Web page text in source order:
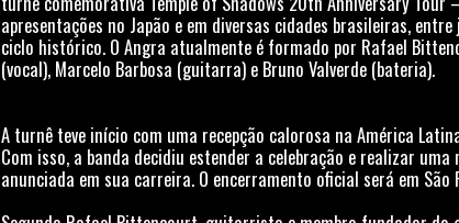
apresentações no Japão e em diversas cidades brasileiras,
ciclo histórico. O Angra atualmente é formado por Rafael
(vocal), Marcelo Barbosa (guitarra) e Bruno Valverde (bateria).
A turnê teve início com uma recepção calorosa na América
Com isso, a banda decidiu estender a celebração e realizar
anunciada em sua carreira. O encerramento oficial será em